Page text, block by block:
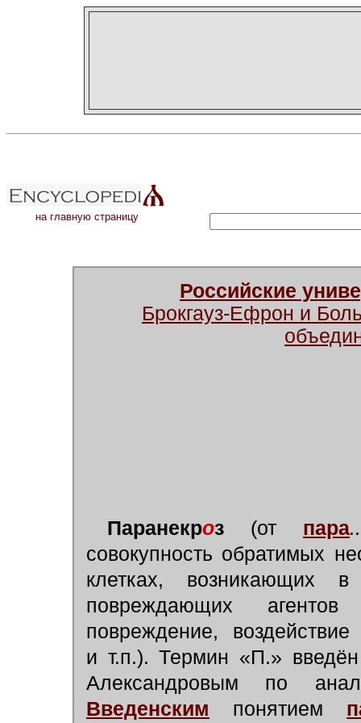
на главную страницу
Российские
Брокгауз-Ефрон и
Паранекроз (от пара
совокупность обратимых
клетках, возникающих
повреждающих
повреждение, воздействие
и т.п.). Термин «П.»
Александровым по
Введенским
понятием